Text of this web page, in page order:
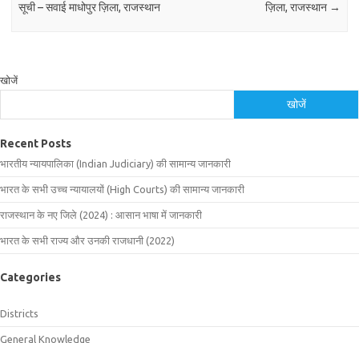
सूची – सवाई माधोपुर ज़िला, राजस्थान
ज़िला, राजस्थान →
खोजें
खोजें
Recent Posts
भारतीय न्यायपालिका (Indian Judiciary) की सामान्य जानकारी
भारत के सभी उच्च न्यायालयों (High Courts) की सामान्य जानकारी
राजस्थान के नए जिले (2024) : आसान भाषा में जानकारी
भारत के सभी राज्य और उनकी राजधानी (2022)
Categories
Districts
General Knowledge